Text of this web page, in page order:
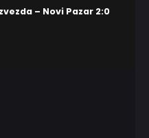
– Novi Pazar 2:0